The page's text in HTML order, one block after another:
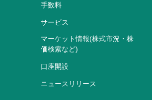
手数料
サービス
マーケット情報(株式市況・株
価検索など)
口座開設
ニュースリリース